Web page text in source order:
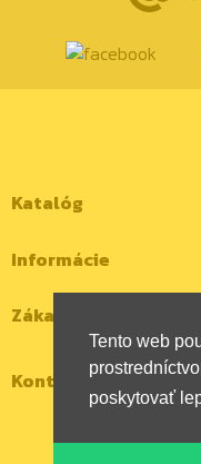
Tento web
poskytovať
Katalóg
Informácie
Zákaznícky účet
Kontaktujte nás